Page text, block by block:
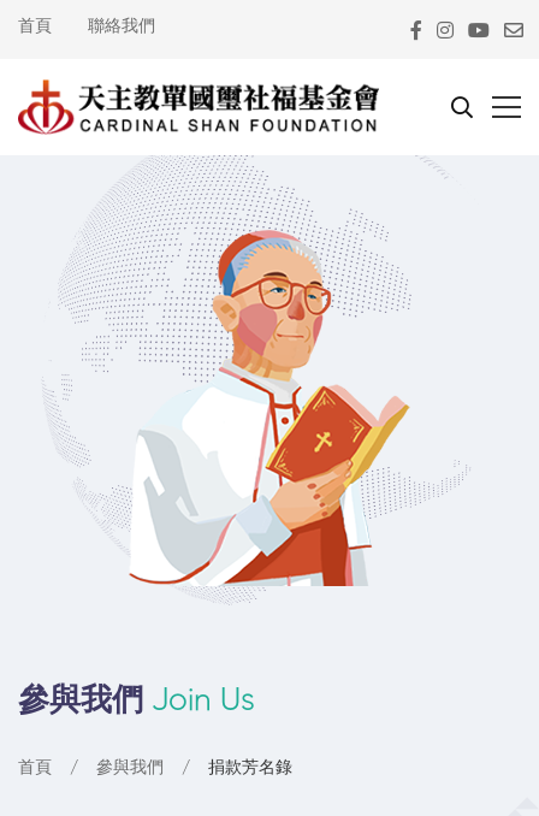
首頁 聯絡我們
參與我們 Join Us
首頁 參與我們 捐款芳名錄